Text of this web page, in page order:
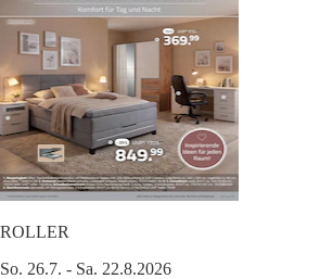
ROLLER
So. 26.7. - Sa. 22.8.2026